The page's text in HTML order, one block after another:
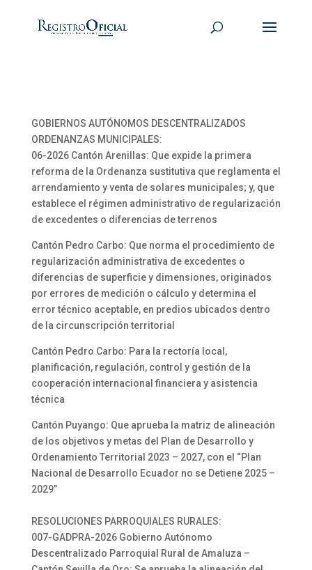
GOBIERNOS AUTÓNOMOS DESCENTRALIZADOS
ORDENANZAS MUNICIPALES:
06-2026 Cantón Arenillas: Que expide la primera
reforma de la Ordenanza sustitutiva que reglamenta el
arrendamiento y venta de solares municipales; y, que
establece el régimen administrativo de regularización
de excedentes o diferencias de terrenos
Cantón Pedro Carbo: Que norma el procedimiento de
regularización administrativa de excedentes o
diferencias de superficie y dimensiones, originados
por errores de medición o cálculo y determina el
error técnico aceptable, en predios ubicados dentro
de la circunscripción territorial
Cantón Pedro Carbo: Para la rectoría local,
planificación, regulación, control y gestión de la
cooperación internacional financiera y asistencia
técnica
Cantón Puyango: Que aprueba la matriz de alineación
de los objetivos y metas del Plan de Desarrollo y
Ordenamiento Territorial 2023 – 2027, con el “Plan
Nacional de Desarrollo Ecuador no se Detiene 2025 –
2029”
RESOLUCIONES PARROQUIALES RURALES:
007-GADPRA-2026 Gobierno Autónomo
Descentralizado Parroquial Rural de Amaluza –